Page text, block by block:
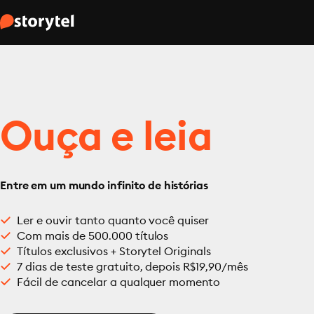
Ouça e leia
Entre em um mundo infinito de histórias
Ler e ouvir tanto quanto você quiser
Com mais de 500.000 títulos
Títulos exclusivos + Storytel Originals
7 dias de teste gratuito, depois R$19,90/mês
Fácil de cancelar a qualquer momento